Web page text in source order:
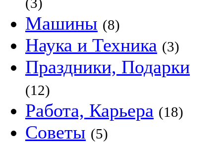
Машины (8)
Наука и Техника (3)
Праздники, Подарки
(12)
Работа, Карьера (18)
Советы (5)